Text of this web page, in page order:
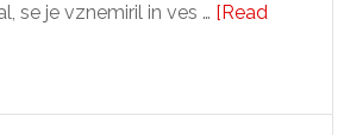
se je vznemiril in ves … [Read